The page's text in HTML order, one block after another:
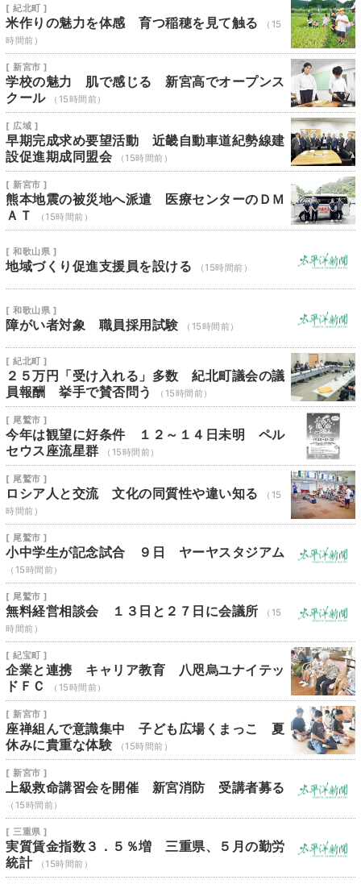
[ 紀北町 ]
米作りの魅力を体感 育つ稲穂を見て触る
（15
時間前）
[ 新宮市 ]
学校の魅力 肌で感じる 新宮高でオープンス
クール
（15時間前）
[ 広域 ]
早期完成求め要望活動 近畿自動車道紀勢線建
設促進期成同盟会
（15時間前）
[ 新宮市 ]
熊本地震の被災地へ派遣 医療センターのＤＭ
ＡＴ
（15時間前）
[ 和歌山県 ]
地域づくり促進支援員を設ける （15時間前）
[ 和歌山県 ]
障がい者対象 職員採用試験 （15時間前）
[ 紀北町 ]
２５万円「受け入れる」多数 紀北町議会の議
員報酬 挙手で賛否問う
（15時間前）
[ 尾鷲市 ]
今年は観望に好条件 １２～１４日未明 ペル
セウス座流星群
（15時間前）
[ 尾鷲市 ]
ロシア人と交流 文化の同質性や違い知る
（15
時間前）
[ 尾鷲市 ]
小中学生が記念試合 ９日 ヤーヤスタジアム
（15時間前）
[ 尾鷲市 ]
無料経営相談会 １３日と２７日に会議所
（15
時間前）
[ 紀宝町 ]
企業と連携 キャリア教育 八咫烏ユナイテッ
ドＦＣ
（15時間前）
[ 新宮市 ]
座禅組んで意識集中 子ども広場くまっこ 夏
休みに貴重な体験
（15時間前）
[ 新宮市 ]
上級救命講習会を開催 新宮消防 受講者募る
（15時間前）
[ 三重県 ]
実質賃金指数３．５％増 三重県、５月の勤労
統計
（15時間前）